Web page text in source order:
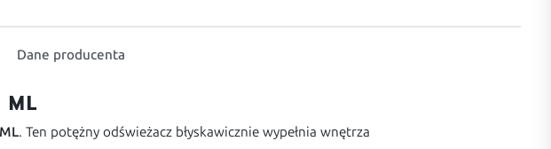
Dane producenta
ML
. Ten potężny odświeżacz błyskawicznie wypełnia wnętrza